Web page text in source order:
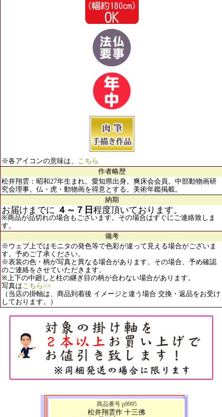
※各アイコンの意味は、 こちら
作者略歴
松井翔雲：昭和27年生まれ。愛知県出身。爽床会会員。中部動物画研
究会理事。仏・虎・動物画を得意とする。美術年鑑掲載。
納期
お届けまでに ４～７日 程度頂いております。
※商品が品切れの場合もございます。その場合はすぐにご連絡致しま
す。
備考
※ウェブ上ではモニタの発色等で色彩が違って見える場合がございま
す。予めご了承ください。
※表装の色・柄が写真と異なる場合があります。その場合、予め確認
のご連絡をさせていただきます。
※上下の中廻しと柱の継ぎ目の柄が合わない場合があります。
写真はこちら>>
（当店の掛軸は、商品到着後 イメージと違う場合 交換・返品をお受け
しております。）
商品番号 p9995
松井翔雲作 十三佛